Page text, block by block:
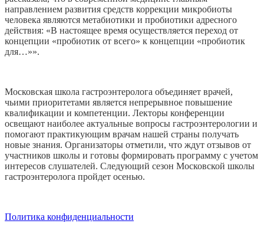
направлением развития средств коррекции микробиоты
человека являются метабиотики и пробиотики адресного
действия: «В настоящее время осуществляется переход от
концепции «пробиотик от всего» к концепции «пробиотик
для…»».
Московская школа гастроэнтеролога объединяет врачей,
чьими приоритетами является непрерывное повышение
квалификации и компетенции. Лекторы конференции
освещают наиболее актуальные вопросы гастроэнтерологии и
помогают практикующим врачам нашей страны получать
новые знания. Организаторы отметили, что ждут отзывов от
участников школы и готовы формировать программу с учетом
интересов слушателей. Следующий сезон Московской школы
гастроэнтеролога пройдет осенью.
Политика конфиденциальности